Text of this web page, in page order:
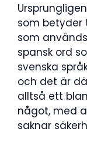
som betyder
som
spansk ord
svenska
och det är
alltså ett
något, med
saknar